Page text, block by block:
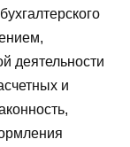
деятельности
и